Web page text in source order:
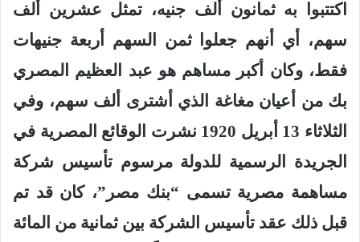
اكتتبوا به ثمانون ألف جنيه، تمثل عشرين ألف
سهم، أي أنهم جعلوا ثمن السهم أربعة جنيهات
فقط، وكان أكبر مساهم هو عبد العظيم المصري
بك من أعيان مغاغة الذي أشترى ألف سهم، وفي
الثلاثاء 13 أبريل 1920 نشرت الوقائع المصرية في
الجريدة الرسمية للدولة مرسوم تأسيس شركة
مساهمة مصرية تسمى “بنك مصر”، كان قد تم
قبل ذلك عقد تأسيس الشركة بين ثمانية من المائة